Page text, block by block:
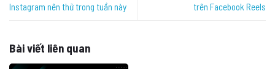
Instagram nên thử trong tuần này
trên Facebook Reels
Bài viết liên quan